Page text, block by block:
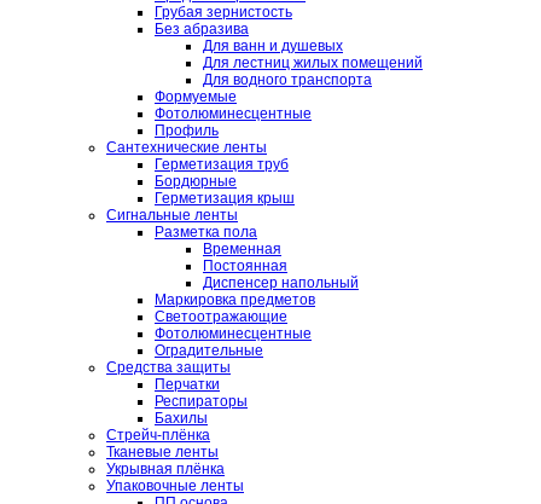
Грубая зернистость
Без абразива
Для ванн и душевых
Для лестниц жилых помещений
Для водного транспорта
Формуемые
Фотолюминесцентные
Профиль
Сантехнические ленты
Герметизация труб
Бордюрные
Герметизация крыш
Сигнальные ленты
Разметка пола
Временная
Постоянная
Диспенсер напольный
Маркировка предметов
Светоотражающие
Фотолюминесцентные
Оградительные
Средства защиты
Перчатки
Респираторы
Бахилы
Стрейч-плёнка
Тканевые ленты
Укрывная плёнка
Упаковочные ленты